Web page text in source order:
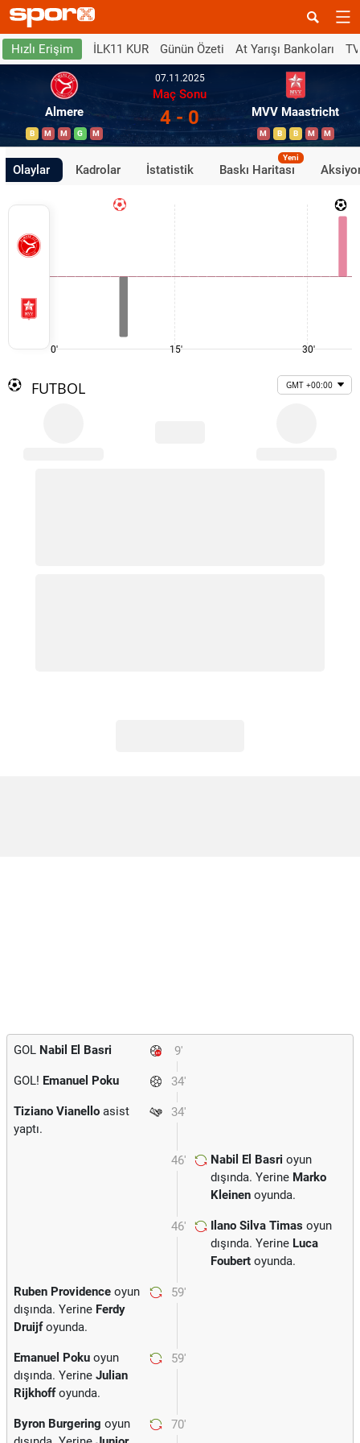
Hızlı Erişim İLK11 KUR Günün Özeti At Yarışı Bankoları
Almere
B M M G M
07.11.2025
Maç Sonu
4 - 0 MVV Maastricht
M B B M M
Olaylar Kadrolar İstatistik Baskı Haritası
Yeni
0' 15' 30'
FUTBOL GMT +00:00
9'
GOL Nabil El Basri
34'
GOL! Emanuel Poku
34'
Tiziano Vianello asist
yaptı.
46' Nabil El Basri oyun
dışında. Yerine Marko
Kleinen oyunda.
46' Ilano Silva Timas oyun
dışında. Yerine Luca
Foubert oyunda.
59'
Ruben Providence oyun
dışında. Yerine Ferdy
Druijfoyunda.
59'
Emanuel Poku oyun
dışında. Yerine Julian
Rijkhoffoyunda.
70'
Byron Burgering oyun